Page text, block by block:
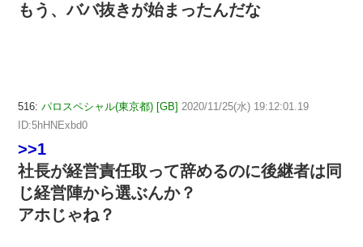
もう、ババ抜きが始まったんだな
516: パロスペシャル(東京都) [GB] 2020/11/25(水) 19:12:01.19
ID:5hHNExbd0
>>1
社長が経営責任取って辞めるのに後継者は同
じ経営陣から選ぶんか？
アホじゃね？